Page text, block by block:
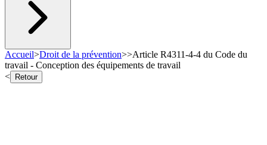
Accueil>Droit de la prévention>>Article R4311-4-4 du Code du
travail - Conception des équipements de travail
<
Retour